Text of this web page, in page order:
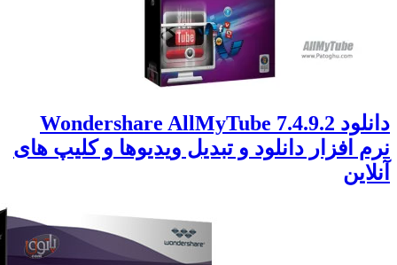
دانلود Wondershare AllMyTube 7.4.9.2
افزار دانلود و تبدیل ویدیوها و کلیپ های